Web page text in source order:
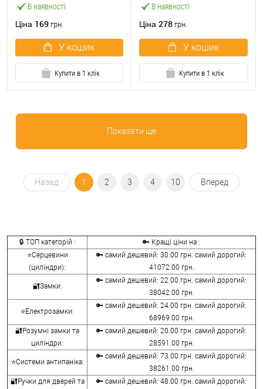
В наявності
Ціна 169 грн.
У кошик
Купити в 1 клік
В наявності
Ціна 278 грн.
У кошик
Купити в 1 клік
Показати ще
Назад 1 2 3 4 10 Вперед
🔒 ТОП категорій :
🔑 Кращі ціни на :
⭐Серцевини
(циліндри):
🔑 самий дешевий: 30.00 грн. самий дорогий:
41072.00 грн.
🔐Замки:
🔑 самий дешевий: 22.00 грн. самий дорогий:
38042.00 грн.
⭐Електрозамки:
🔑 самий дешевий: 24.00 грн. самий дорогий:
68969.00 грн.
🔐Розумні замки та
циліндри:
🔑 самий дешевий: 20.00 грн. самий дорогий:
28591.00 грн.
⭐Системи антипаніка:
🔑 самий дешевий: 73.00 грн. самий дорогий:
38261.00 грн.
🔐Ручки для дверей та
🔑 самий дешевий: 48.00 грн. самий дорогий: